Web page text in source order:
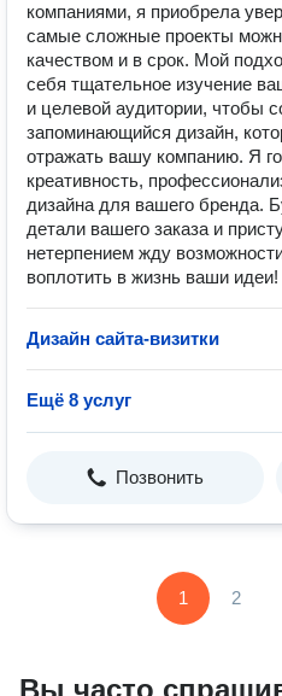
компаниями, я приобрела
самые сложные проекты
качеством и в срок. Мой
себя тщательное изучение
и целевой аудитории, чтобы
запоминающийся дизайн,
отражать вашу компанию. Я
креативность,
дизайна для вашего бренда.
детали вашего заказа и
нетерпением жду
воплотить в жизнь ваши идеи!
Дизайн сайта-визитки
Ещё 8 услуг
Позвонить
1 2
Вы часто